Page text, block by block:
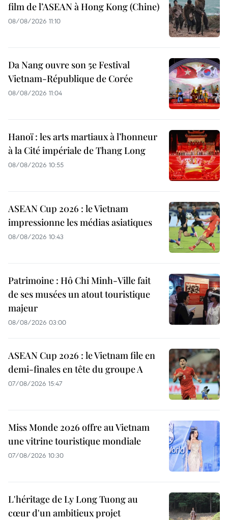
film de l’ASEAN à Hong Kong (Chine)
08/08/2026 11:10
Da Nang ouvre son 5e Festival
Vietnam-République de Corée
08/08/2026 11:04
Hanoï : les arts martiaux à l’honneur
à la Cité impériale de Thang Long
08/08/2026 10:55
ASEAN Cup 2026 : le Vietnam
impressionne les médias asiatiques
08/08/2026 10:43
Patrimoine : Hô Chi Minh-Ville fait
de ses musées un atout touristique
majeur
08/08/2026 03:00
ASEAN Cup 2026 : le Vietnam file en
demi-finales en tête du groupe A
07/08/2026 15:47
Miss Monde 2026 offre au Vietnam
une vitrine touristique mondiale
07/08/2026 10:30
L'héritage de Ly Long Tuong au
cœur d'un ambitieux projet